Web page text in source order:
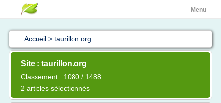
Menu
Accueil > taurillon.org
Site : taurillon.org
Classement : 1080 / 1488
2 articles sélectionnés